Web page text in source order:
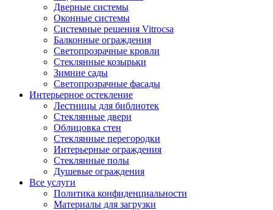
Дверные системы
Оконные системы
Системные решения Vitrocsa
Балконные ограждения
Светопрозрачные кровли
Стеклянные козырьки
Зимние сады
Светопрозрачные фасады
Интерьерное остекление
Лестницы для библиотек
Стеклянные двери
Облицовка стен
Стеклянные перегородки
Интерьерные ограждения
Стеклянные полы
Душевые ограждения
Все услуги
Политика конфиденциальности
Материалы для загрузки